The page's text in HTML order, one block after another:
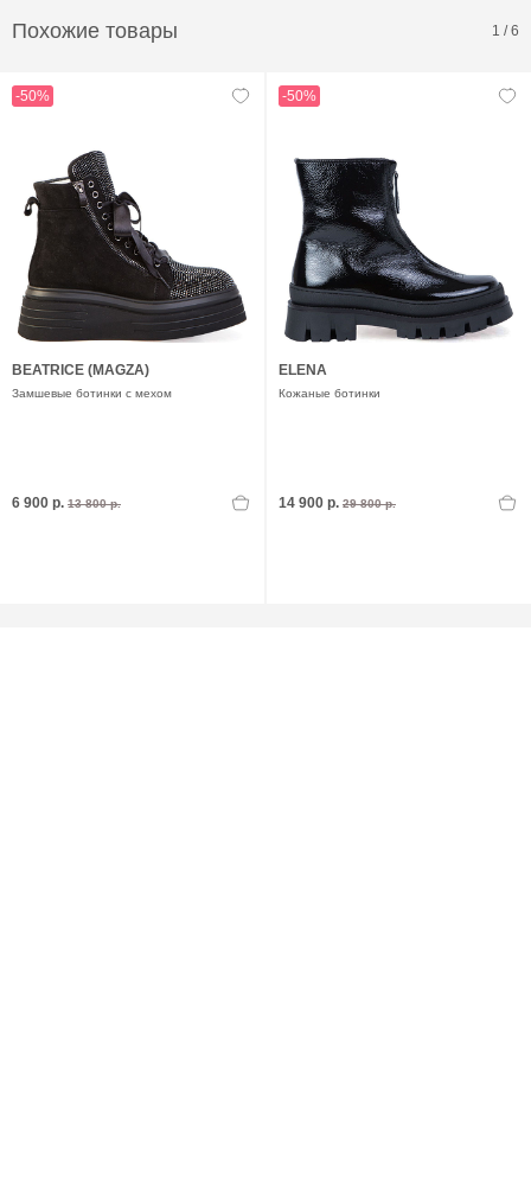
Похожие товары 1 /6
-50%
BEATRICE (MAGZA)
Замшевые ботинки с мехом
6 900 р. 13 800 р.
-50%
ELENA
Кожаные ботинки
14 900 р. 29 800 р.